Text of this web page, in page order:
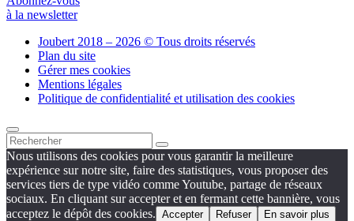
à la newsletter
Joubert 2018 – 2026 © Tous droits réservés
Plan du site
Gérer mes cookies
Mentions légales
Politique de confidentialité et utilisation des cookies
Nous utilisons des cookies pour vous garantir la meilleure
expérience sur notre site, faire des statistiques, vous proposer des
services tiers de type vidéo comme Youtube, partage de réseaux
sociaux. En cliquant sur accepter et en fermant cette bannière, vous
acceptez le dépôt des cookies. Accepter Refuser En savoir plus